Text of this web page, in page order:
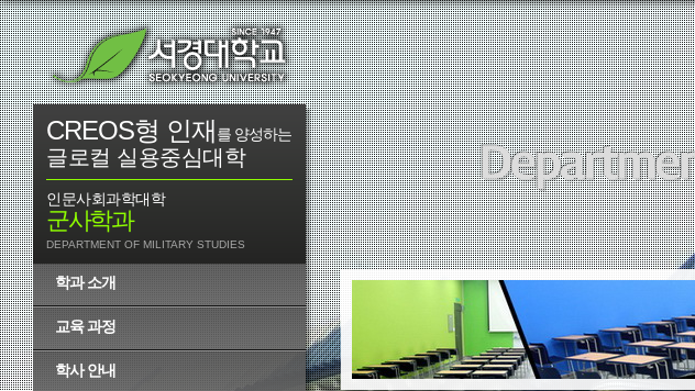
CREOS형 인재 를 양성하는
글로컬 실용중심대학
인문사회과학대학
군사학과
DEPARTMENT OF MILITARY STUDIES
학과 소개
교육 과정
학사 안내